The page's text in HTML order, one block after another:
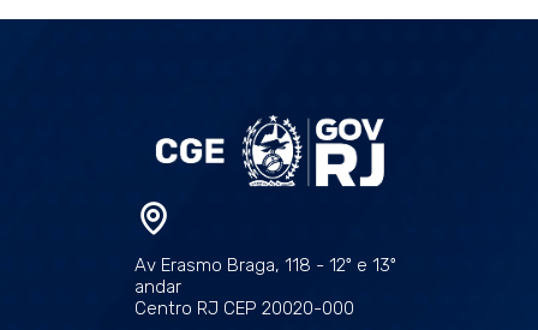
Av Erasmo Braga, 118 - 12º e 13º
andar
Centro RJ CEP 20020-000